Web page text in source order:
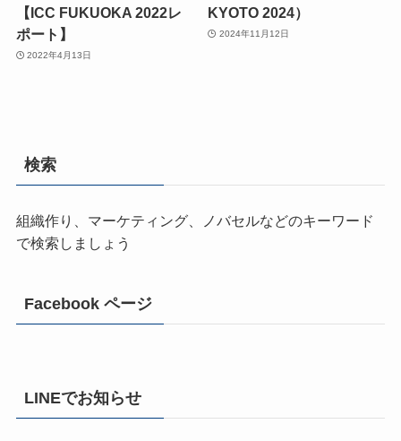
【ICC FUKUOKA 2022レ
ポート】
2022年4月13日
KYOTO 2024）
2024年11月12日
検索
組織作り、マーケティング、ノバセルなどのキーワード
で検索しましょう
Facebook ページ
LINEでお知らせ